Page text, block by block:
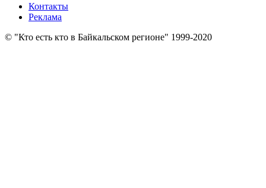
Контакты
Реклама
© "Кто есть кто в Байкальском регионе" 1999-2020